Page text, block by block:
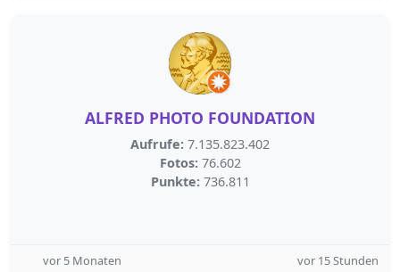
ALFRED PHOTO FOUNDATION
Aufrufe: 7.135.823.402
Fotos: 76.602
Punkte: 736.811
vor 5 Monaten vor 15 Stunden